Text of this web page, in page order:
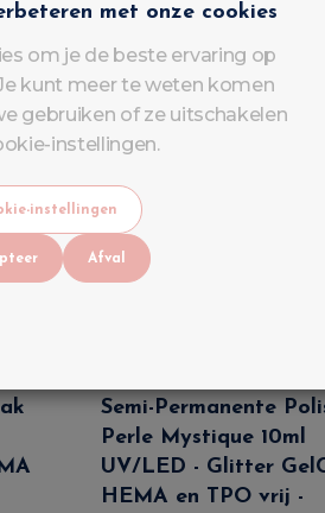
Semi-Permanente
Perle Mystique 10ml
UV/LED - Glitter
HEMA en TPO vrij -
met onze cookies
om je de beste ervaring op
kunt meer te weten komen
gebruiken of ze uitschakelen
instellingen.
instellingen
Afval